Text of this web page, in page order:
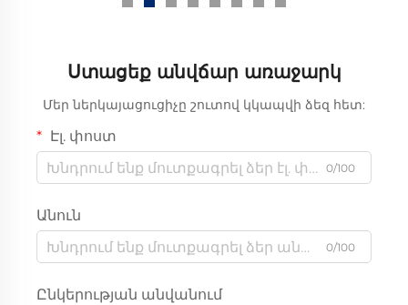
Ավտոբուսի Խողովակ
Ստացեք անվճար առաջարկ
Մեր ներկայացուցիչը շուտով կկապվի ձեզ հետ:
Էլ. փոստ
0/100
Անուն
0/100
Ընկերության անվանում